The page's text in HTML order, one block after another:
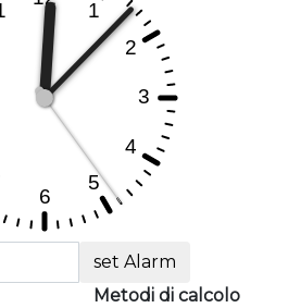
set Alarm
Metodi di calcolo